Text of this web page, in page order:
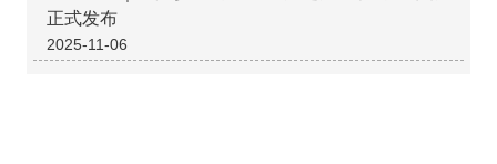
正式发布
2025-11-06